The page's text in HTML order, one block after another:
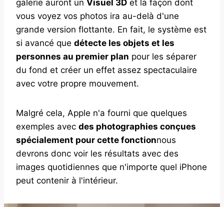
galerie auront un Visuel 3D et la façon dont
vous voyez vos photos ira au-delà d'une
grande version flottante. En fait, le système est
si avancé que détecte les objets et les
personnes au premier plan pour les séparer
du fond et créer un effet assez spectaculaire
avec votre propre mouvement.
Malgré cela, Apple n'a fourni que quelques
exemples avec des photographies conçues
spécialement pour cette fonctionnous
devrons donc voir les résultats avec des
images quotidiennes que n'importe quel iPhone
peut contenir à l'intérieur.